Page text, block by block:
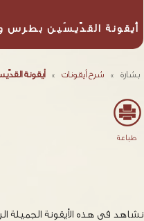
أيقونة القدّيسَين
بشارة » شرح أيقونات » أيقونة
طباعة
نشاهد في هذه الأيقونة